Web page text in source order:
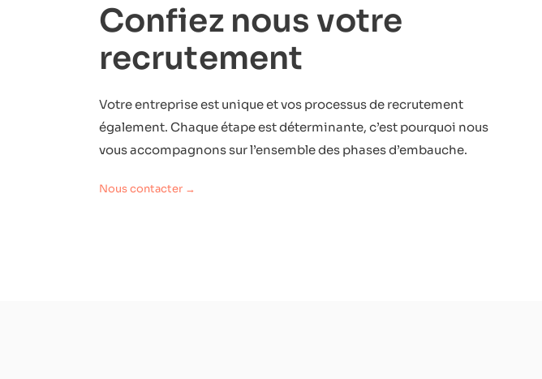
Confiez nous votre
recrutement
Votre entreprise est unique et vos processus de recrutement
également. Chaque étape est déterminante, c’est pourquoi nous
vous accompagnons sur l’ensemble des phases d’embauche.
Nous contacter →